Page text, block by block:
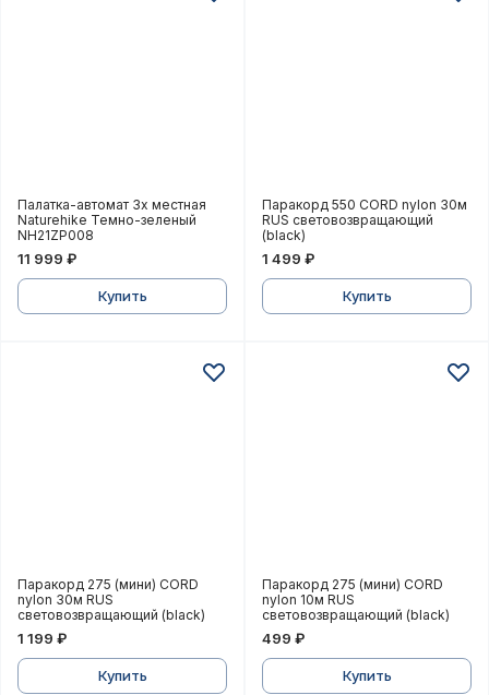
Палатка-автомат 3х местная Naturehike Темно-
Палатка-автомат 3х местная
Naturehike Темно-зеленый
NH21ZP008
11 999 ₽
Купить
Паракорд 550 CORD
Паракорд 550 CORD nylon 30м
RUS световозвращающий
(black)
1 499 ₽
Купить
Паракорд 275 (мини) CORD nylon 30м RUS
Паракорд 275 (мини) CORD
nylon 30м RUS
световозвращающий (black)
1 199 ₽
Купить
Паракорд 275 (мини)
Паракорд 275 (мини) CORD
nylon 10м RUS
световозвращающий (black)
499 ₽
Купить